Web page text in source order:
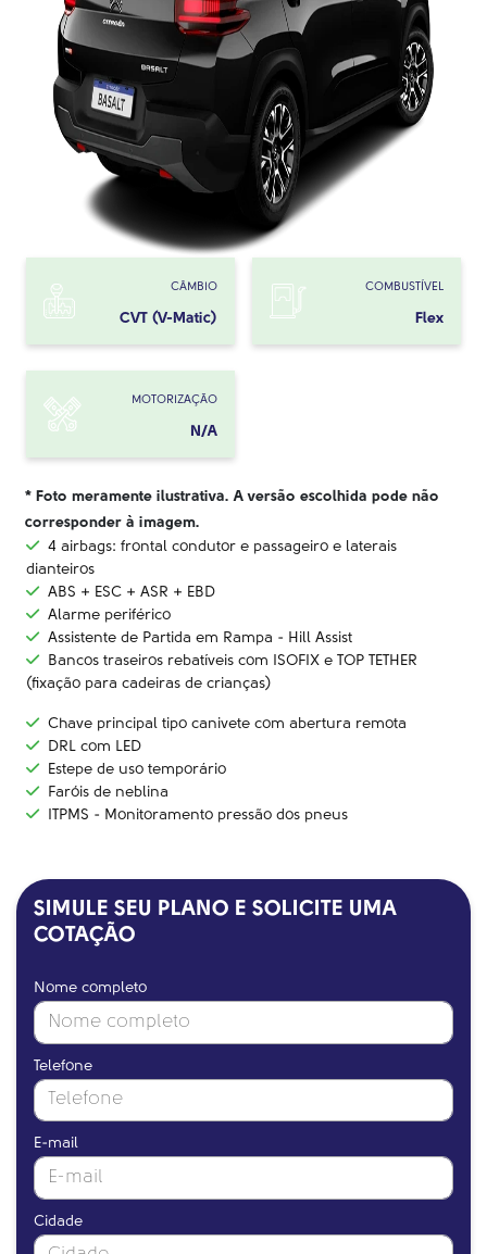
CÂMBIO
CVT (V-Matic)
COMBUSTÍVEL
Flex
MOTORIZAÇÃO
N/A
* Foto meramente ilustrativa. A versão escolhida pode não
corresponder à imagem.
4 airbags: frontal condutor e passageiro e laterais
dianteiros
ABS + ESC + ASR + EBD
Alarme periférico
Assistente de Partida em Rampa - Hill Assist
Bancos traseiros rebatíveis com ISOFIX e TOP TETHER
(fixação para cadeiras de crianças)
Chave principal tipo canivete com abertura remota
DRL com LED
Estepe de uso temporário
Faróis de neblina
ITPMS - Monitoramento pressão dos pneus
SIMULE SEU PLANO E SOLICITE UMA
COTAÇÃO
Nome completo
Telefone
E-mail
Cidade